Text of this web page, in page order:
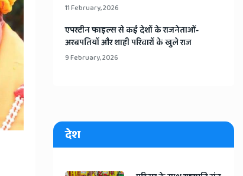
11 February, 2026
​एपस्टीन फाइल्स से कई देशों के राजनेताओं-
अरबपतियों और शाही परिवारों के खुले राज
9 February, 2026
देश